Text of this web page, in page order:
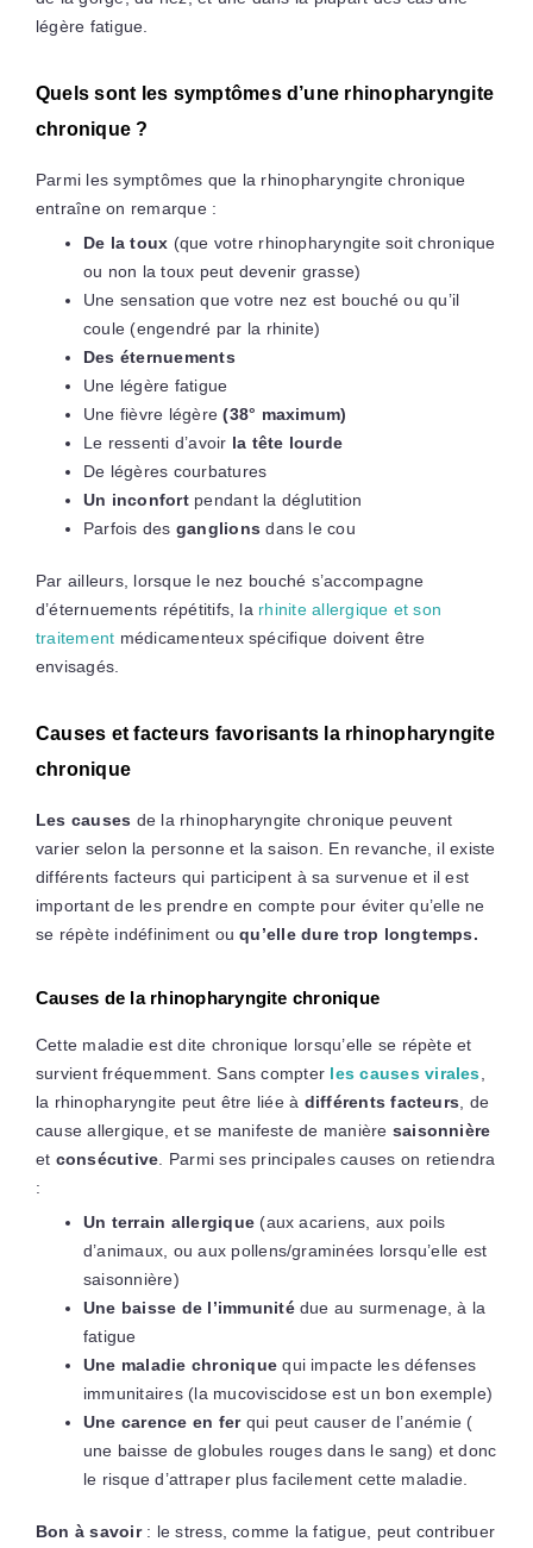
légère fatigue.
Quels sont les symptômes d’une rhinopharyngite
chronique ?
Parmi les symptômes que la rhinopharyngite chronique
entraîne on remarque :
De la toux (que votre rhinopharyngite soit chronique
ou non la toux peut devenir grasse)
Une sensation que votre nez est bouché ou qu’il
coule (engendré par la rhinite)
Des éternuements
Une légère fatigue
Une fièvre légère(38° maximum)
Le ressenti d’avoir la tête lourde
De légères courbatures
Un inconfortpendant la déglutition
Parfois des ganglions dans le cou
Par ailleurs, lorsque le nez bouché s’accompagne
d’éternuements répétitifs, la rhinite allergique et son
traitement médicamenteux spécifique doivent être
envisagés.
Causes et facteurs favorisants la rhinopharyngite
chronique
Les causes de la rhinopharyngite chronique peuvent
varier selon la personne et la saison. En revanche, il existe
différents facteurs qui participent à sa survenue et il est
important de les prendre en compte pour éviter qu’elle ne
se répète indéfiniment ouqu’elle dure trop longtemps.
Causes de la rhinopharyngite chronique
Cette maladie est dite chronique lorsqu’elle se répète et
survient fréquemment. Sans compter les causes virales
la rhinopharyngite peut être liée à différents facteurs , de
cause allergique, et se manifeste de manière saisonnière
et consécutive . Parmi ses principales causes on retiendra
:
Un terrain allergique (aux acariens, aux poils
d’animaux, ou aux pollens/graminées lorsqu’elle est
saisonnière)
Une baisse de l’immunitédue au surmenage, à la
fatigue
Une maladie chronique qui impacte les défenses
immunitaires (la mucoviscidose est un bon exemple)
Une carence en ferqui peut causer de l’anémie (
une baisse de globules rouges dans le sang) et donc
le risque d’attraper plus facilement cette maladie.
Bon à savoir: le stress, comme la fatigue, peut contribuer